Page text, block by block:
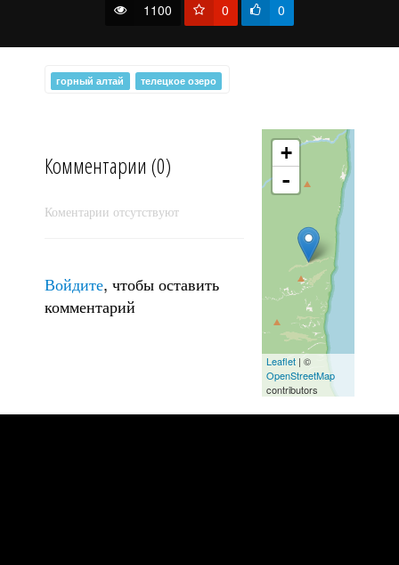
1100 0 0
горный алтай телецкое озеро
Комментарии (0)
Коментарии отсутствуют
Войдите, чтобы оставить
комментарий
+
-
Leaflet| ©
OpenStreetMap
contributors